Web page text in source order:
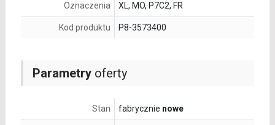
Parametryoferty
Stan fabrycznie nowe
Oznaczenia XL, MO, P7C2, FR
Kod produktu P8-3573400